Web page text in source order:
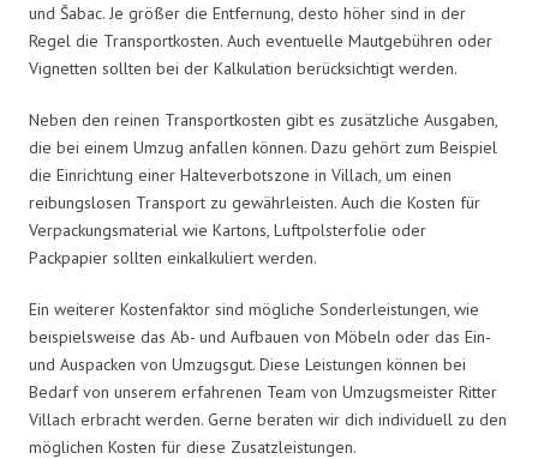
und Šabac. Je größer die Entfernung, desto höher sind in der
Regel die Transportkosten. Auch eventuelle Mautgebühren oder
Vignetten sollten bei der Kalkulation berücksichtigt werden.
Neben den reinen Transportkosten gibt es zusätzliche Ausgaben,
die bei einem Umzug anfallen können. Dazu gehört zum Beispiel
die Einrichtung einer Halteverbotszone in Villach, um einen
reibungslosen Transport zu gewährleisten. Auch die Kosten für
Verpackungsmaterial wie Kartons, Luftpolsterfolie oder
Packpapier sollten einkalkuliert werden.
Ein weiterer Kostenfaktor sind mögliche Sonderleistungen, wie
beispielsweise das Ab- und Aufbauen von Möbeln oder das Ein-
und Auspacken von Umzugsgut. Diese Leistungen können bei
Bedarf von unserem erfahrenen Team von Umzugsmeister Ritter
Villach erbracht werden. Gerne beraten wir dich individuell zu den
möglichen Kosten für diese Zusatzleistungen.